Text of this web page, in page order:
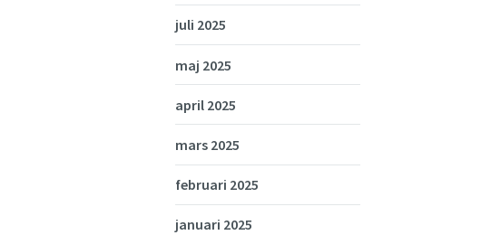
juli 2025
maj 2025
april 2025
mars 2025
februari 2025
januari 2025